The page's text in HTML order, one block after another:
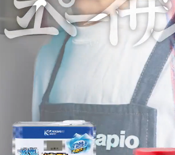
塗料の選び方
カラーシミュレーション
Q&A